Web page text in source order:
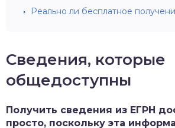
Реально ли бесплатное
Сведения, которые
общедоступны
Получить сведения из ЕГРН
просто, поскольку эта